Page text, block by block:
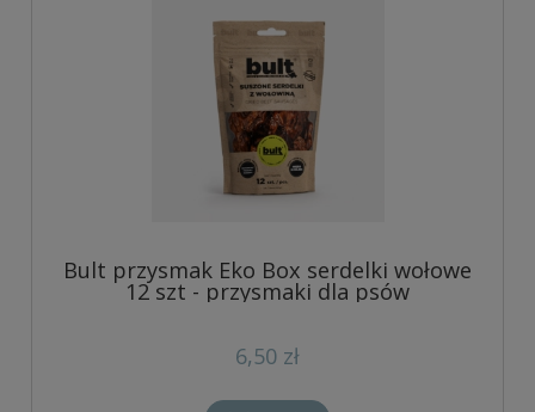
Bult przysmak Eko Box serdelki wołowe
12 szt - przysmaki dla psów
6,50 zł